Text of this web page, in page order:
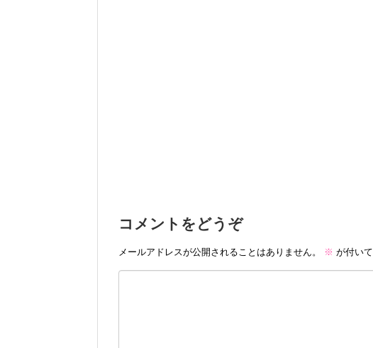
コメントをどうぞ
メールアドレスが公開されることはありません。 ※ が付い